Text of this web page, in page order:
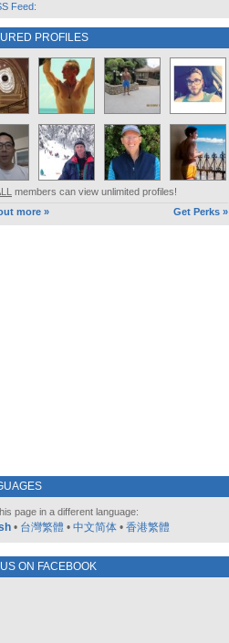
Feed:
PROFILES
members can view unlimited profiles!
more »
Get Perks »
page in a different language:
• 台灣繁體 • 中文简体 • 香港繁體
ON FACEBOOK